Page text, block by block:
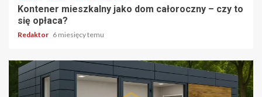
Kontener mieszkalny jako dom całoroczny – czy to
się opłaca?
Redaktor 6 miesięcy temu